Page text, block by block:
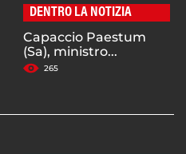
DENTRO LA NOTIZIA
Capaccio Paestum
(Sa), ministro...
265